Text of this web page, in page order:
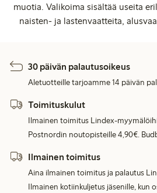
muotia. Valikoima sisältää useita
naisten- ja lastenvaatteita,
30 päivän palautusoikeus
Aletuotteille tarjoamme 14 päivän
Toimituskulut
Ilmainen toimitus Lindex-
Postnordin noutopisteille 4,90€.
Ilmainen toimitus
Aina ilmainen toimitus ja palautus
Ilmainen kotiinkuljetus jäsenille, kun